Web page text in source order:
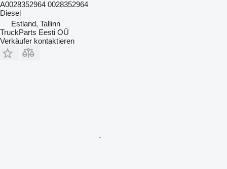
A0028352964 0028352964
Diesel
Estland, Tallinn
TruckParts Eesti OÜ
Verkäufer kontaktieren